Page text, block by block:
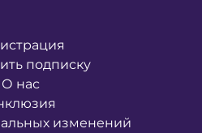
подписку
О нас
изменений